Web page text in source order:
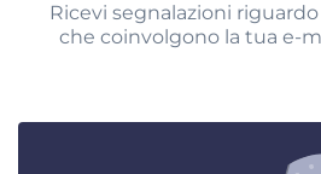
Ricevi segnalazioni
che coinvolgono la tua e-